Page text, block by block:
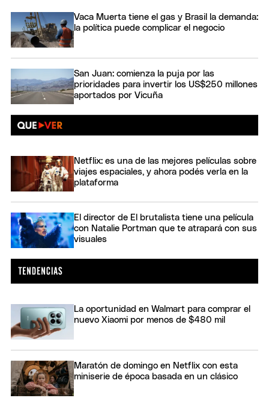
Vaca Muerta tiene el gas y Brasil la demanda:
la política puede complicar el negocio
San Juan: comienza la puja por las
prioridades para invertir los US$250 millones
aportados por Vicuña
Netflix: es una de las mejores películas sobre
viajes espaciales, y ahora podés verla en la
plataforma
El director de El brutalista tiene una película
con Natalie Portman que te atrapará con sus
visuales
La oportunidad en Walmart para comprar el
nuevo Xiaomi por menos de $480 mil
Maratón de domingo en Netflix con esta
miniserie de época basada en un clásico